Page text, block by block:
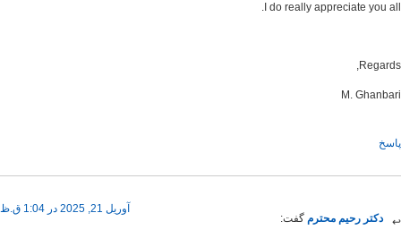
I do really
M.
رحیم محترم گفت: